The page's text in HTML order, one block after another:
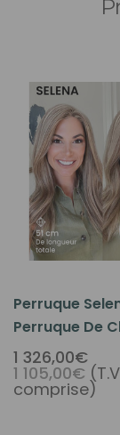
Perruque
Perruque De
Humains De
Supérieure
1 326,00€
1 105,00€
comprise)